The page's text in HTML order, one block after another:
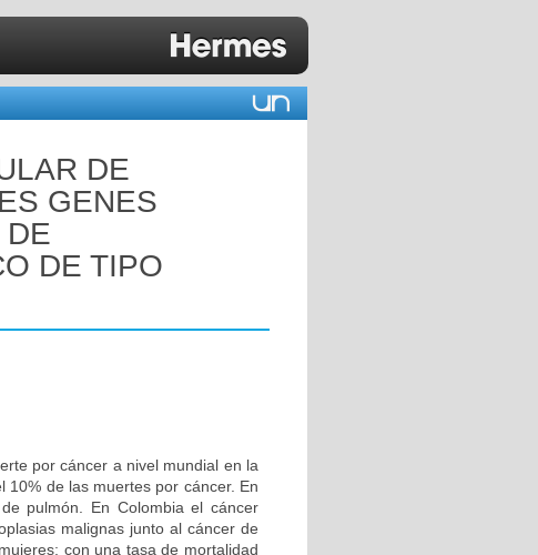
DE
GENES
DE TIPO
por cáncer a nivel mundial en la
10% de las muertes por cáncer. En
pulmón. En Colombia el cáncer
malignas junto al cáncer de
con una tasa de mortalidad